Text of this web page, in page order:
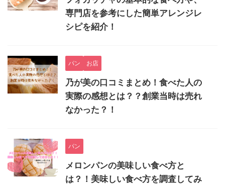
専門店を参考にした簡単アレンジレ
シピを紹介！
パン お店
乃が美の口コミまとめ！食べた人の
実際の感想とは？？創業当時は売れ
なかった？！
パン
メロンパンの美味しい食べ方と
は？！美味しい食べ方を調査してみ